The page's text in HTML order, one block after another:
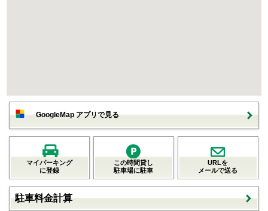
GoogleMap アプリで見る
マイパーキング
に登録
この時間貸し
駐車場に駐車
URLを
メールで送る
駐車料金計算